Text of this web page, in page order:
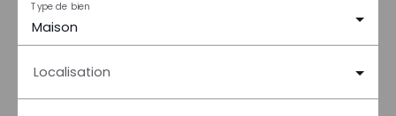
Maison
Type de bien
Localisation